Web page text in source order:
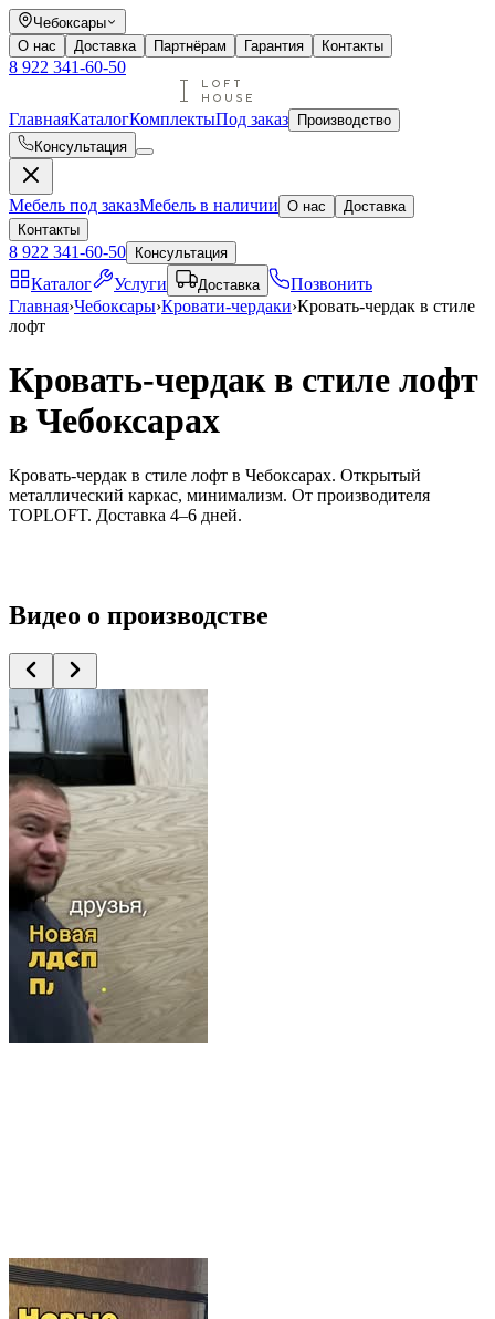
Чебоксары
О нас
Доставка Партнёрам Гарантия Контакты
8 922 341-60-50
ГлавнаяКаталогКомплектыПод заказ
Производство
Консультация
Мебель под заказМебель в наличии О нас
Доставка
Контакты
8 922 341-60-50 Консультация
Каталог Услуги Доставка
Позвонить
Главная›Чебоксары›Кровати-чердаки›Кровать-чердак в стиле
лофт
Кровать-чердак в стиле лофт
в Чебоксарах
Кровать-чердак в стиле лофт в Чебоксарах. Открытый
металлический каркас, минимализм. От производителя
TOPLOFT. Доставка 4–6 дней.
Видео о производстве